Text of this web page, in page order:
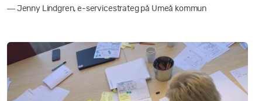
— Jenny Lindgren, e-servicestrateg på Umeå kommun